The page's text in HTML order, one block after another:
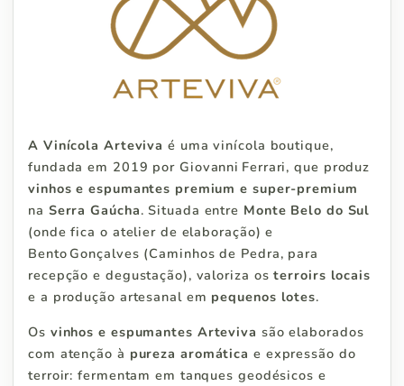
A Vinícola Arteviva é uma vinícola boutique,
fundada em 2019 por Giovanni Ferrari, que produz
vinhos e espumantes premium e super‑premium
na Serra Gaúcha.Situada entre Monte Belo do Sul
(onde fica o atelier de elaboração) e
Bento Gonçalves (Caminhos de Pedra, para
recepção e degustação), valoriza osterroirs locais
e a produção artesanal em pequenos lotes.
Os vinhos e espumantes Arteviva são elaborados
com atenção à pureza aromática e expressão do
terroir: fermentam em tanques geodésicos e